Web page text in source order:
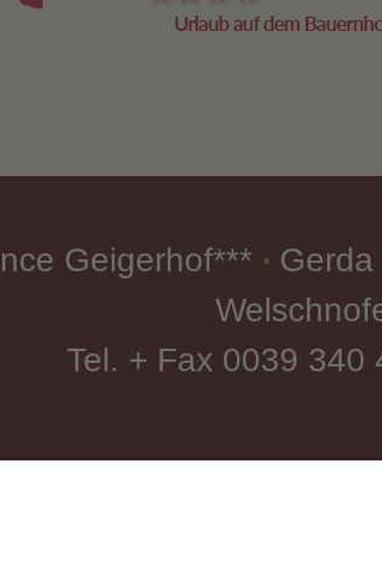
Geigerhof*** ∎
Tel. + Fax 0039 340